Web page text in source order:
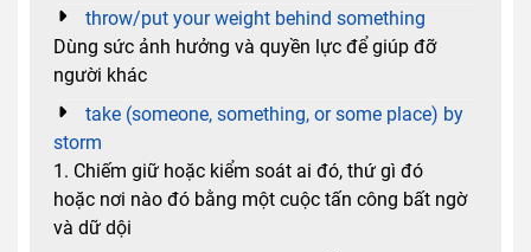
throw/put your weight behind something
Dùng sức ảnh hưởng và quyền lực để giúp đỡ
người khác
take (someone, something, or some place) by
storm
1. Chiếm giữ hoặc kiểm soát ai đó, thứ gì đó
hoặc nơi nào đó bằng một cuộc tấn công bất ngờ
và dữ dội